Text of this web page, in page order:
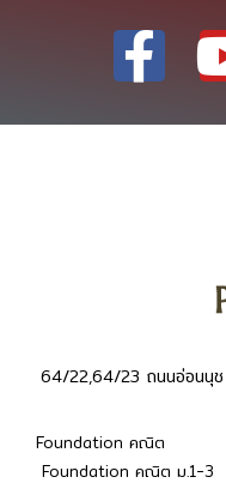
64/22,64/23 ถนนอ่อนนุช
Foundation คณิต
Foundation คณิต ม.1-3